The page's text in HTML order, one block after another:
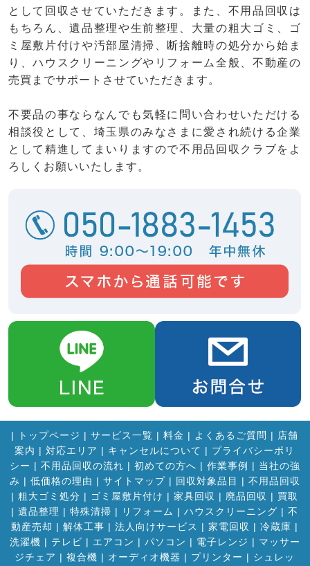
として回収させていただきます。また、不用品回収は
もちろん、遺品整理や生前整理、大量の粗大ゴミ、ゴ
ミ屋敷片付けや汚部屋清掃、断捨離時の処分から始ま
り、ハウスクリーニングやリフォーム全般、不動産の
売買までサポートさせていただきます。
不要品の事ならなんでも気軽に問い合わせいただける
相談役として、埼玉県のみなさまに愛され続ける企業
として精進してまいりますので不用品回収クラブをよ
ろしくお願いいたします。
| トップページ | サービス一覧 | 料金 | よくあるご質問 | 店舗
案内 | 対応エリア | キャンセルについて | プライバシーポリ
シー | 不用品回収の流れ | 初めての方へ | 作業事例 | 当社の強
み | 低価格の理由 | サイトマップ| 回収対象品目 | 不用品回収
| 粗大ゴミ処分 | ゴミ屋敷片付け | 家具回収 | 廃品回収 | 買取
| 遺品整理 | 特殊清掃 | リフォーム | ハウスクリーニング | 不
動産売却 | 解体工事 | 法人向けサービス | 家電回収 | 冷蔵庫 |
洗濯機 | テレビ | エアコン | パソコン | 電子レンジ | マッサー
ジチェア | 複合機 | オーディオ機器 | プリンター | シュレッ